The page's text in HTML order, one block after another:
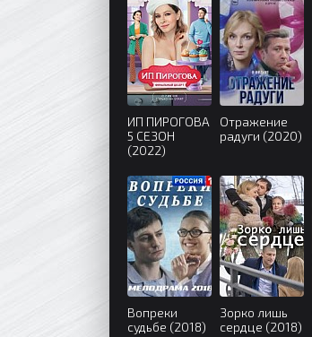
ИП ПИРОГОВА
5 СЕЗОН
(2022)
Отражение
радуги (2020)
Вопреки
судьбе (2018)
Зорко лишь
сердце (2018)